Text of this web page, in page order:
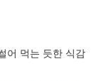
어 먹는 듯한 식감